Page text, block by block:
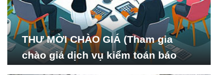
THƯ MỜI CHÀO GIÁ (Tham gia
chào giá dịch vụ kiểm toán báo